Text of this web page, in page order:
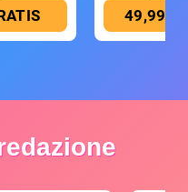
49,99 €